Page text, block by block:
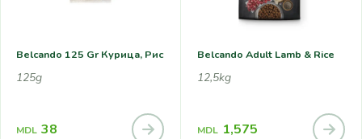
Belcando 125 Gr Курица, Рис
125g
MDL 38
Belcando Adult Lamb & Rice
12,5kg
MDL 1,575